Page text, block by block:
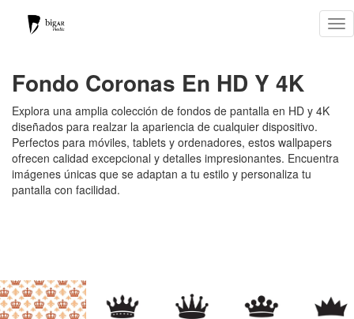
Fondo Coronas En HD Y 4K
Explora una amplia colección de fondos de pantalla en HD y 4K
diseñados para realzar la apariencia de cualquier dispositivo.
Perfectos para móviles, tablets y ordenadores, estos wallpapers
ofrecen calidad excepcional y detalles impresionantes. Encuentra
imágenes únicas que se adaptan a tu estilo y personaliza tu
pantalla con facilidad.